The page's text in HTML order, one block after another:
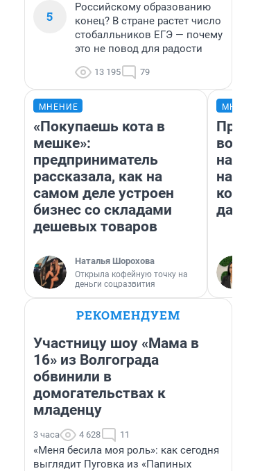
5
Российскому образованию
конец? В стране растет число
стобалльников ЕГЭ — почему
это не повод для радости
13 195 79
МНЕНИЕ
«Покупаешь кота в
мешке»:
предприниматель
рассказала, как на
самом деле устроен
бизнес со складами
дешевых товаров
Наталья Шорохова
Открыла кофейную точку на
деньги соцразвития
нам
даже
РЕКОМЕНДУЕМ
Участницу шоу «Мама в
16» из Волгограда
обвинили в
домогательствах к
младенцу
3 часа 4 628 11
«Меня бесила моя роль»: как сегодня
выглядит Пуговка из «Папиных